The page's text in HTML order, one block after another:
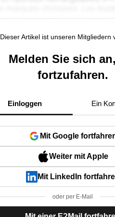
Dieser Artikel ist unseren Mitgliedern
Melden Sie sich
fortzufahren.
Einloggen Ein
Mit Google
Weiter mit Apple
Mit LinkedIn
oder per E-Mail